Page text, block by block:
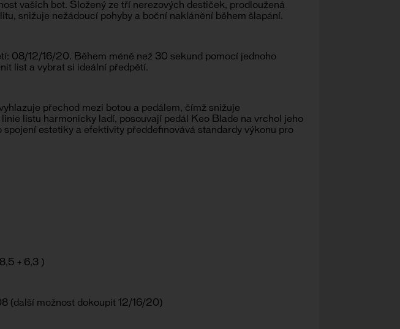
vašich bot. Složený ze tří nerezových destiček, prodloužená
snižuje nežádoucí pohyby a boční naklánění během šlapání.
08/12/16/20. Během méně než 30 sekund pomocí jednoho
list a vybrat si ideální předpětí.
přechod mezi botou a pedálem, čímž snižuje
listu harmonicky ladí, posouvají pedál Keo Blade na vrchol jeho
spojení estetiky a efektivity předdefinovává standardy výkonu pro
+ 6,3 )
(další možnost dokoupit 12/16/20)